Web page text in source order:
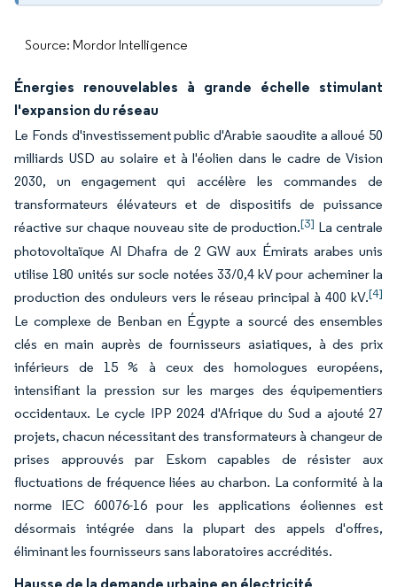
Source: Mordor Intelligence
Énergies renouvelables à grande échelle stimulant
l'expansion du réseau
Le Fonds d'investissement public d'Arabie saoudite a alloué 50
milliards USD au solaire et à l'éolien dans le cadre de Vision
2030, un engagement qui accélère les commandes de
transformateurs élévateurs et de dispositifs de puissance
réactive sur chaque nouveau site de production.[3] La centrale
photovoltaïque Al Dhafra de 2 GW aux Émirats arabes unis
utilise 180 unités sur socle notées 33/0,4 kV pour acheminer la
production des onduleurs vers le réseau principal à 400 kV.[4]
Le complexe de Benban en Égypte a sourcé des ensembles
clés en main auprès de fournisseurs asiatiques, à des prix
inférieurs de 15 % à ceux des homologues européens,
intensifiant la pression sur les marges des équipementiers
occidentaux. Le cycle IPP 2024 d'Afrique du Sud a ajouté 27
projets, chacun nécessitant des transformateurs à changeur de
prises approuvés par Eskom capables de résister aux
fluctuations de fréquence liées au charbon. La conformité à la
norme IEC 60076-16 pour les applications éoliennes est
désormais intégrée dans la plupart des appels d'offres,
éliminant les fournisseurs sans laboratoires accrédités.
Hausse de la demande urbaine en électricité